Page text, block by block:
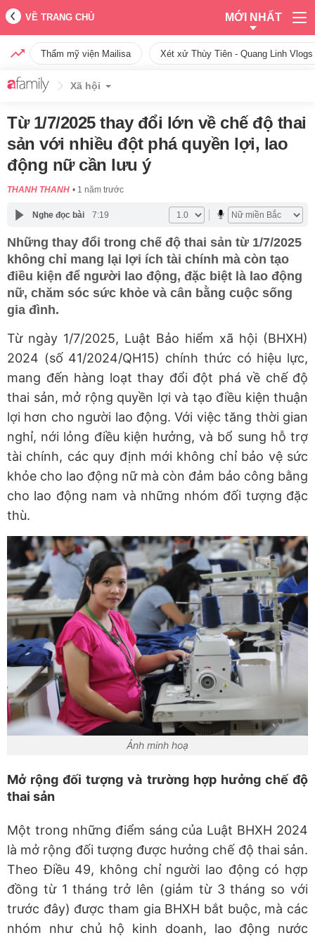
VỀ TRANG CHỦ MỚI NHẤT
Thẩm mỹ viện Mailisa Xét xử Thùy Tiên - Quang Linh
Xã hội
Từ 1/7/2025 thay đổi lớn về chế độ thai
sản với nhiều đột phá quyền lợi, lao
động nữ cần lưu ý
THANH THANH 1 năm trước
Nghe đọc bài 7:19
Những thay đổi trong chế độ thai sản từ 1/7/2025
không chỉ mang lại lợi ích tài chính mà còn tạo
điều kiện để người lao động, đặc biệt là lao động
nữ, chăm sóc sức khỏe và cân bằng cuộc sống
gia đình.
Từ ngày 1/7/2025, Luật Bảo hiểm xã hội (BHXH)
2024 (số 41/2024/QH15) chính thức có hiệu lực,
mang đến hàng loạt thay đổi đột phá về chế độ
thai sản, mở rộng quyền lợi và tạo điều kiện thuận
lợi hơn cho người lao động. Với việc tăng thời gian
nghỉ, nới lỏng điều kiện hưởng, và bổ sung hỗ trợ
tài chính, các quy định mới không chỉ bảo vệ sức
khỏe cho lao động nữ mà còn đảm bảo công bằng
cho lao động nam và những nhóm đối tượng đặc
thù.
Ảnh minh hoạ
Mở rộng đối tượng và trường hợp hưởng chế độ
thai sản
Một trong những điểm sáng của Luật BHXH 2024
là mở rộng đối tượng được hưởng chế độ thai sản.
Theo Điều 49, không chỉ người lao động có hợp
đồng từ 1 tháng trở lên (giảm từ 3 tháng so với
trước đây) được tham gia BHXH bắt buộc, mà các
nhóm như chủ hộ kinh doanh, lao động nước